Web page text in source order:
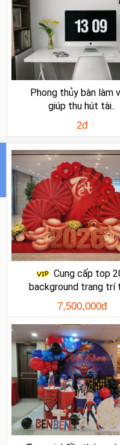
Phong thủy bàn làm
giúp thu hút tài..
2đ
Cung cấp top
background trang trí
7,500,000đ